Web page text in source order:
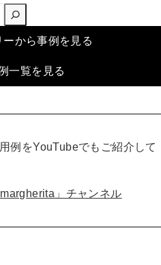
ーから事例を見る
一覧を見る
例をYouTubeでもご紹介して
」チャンネル